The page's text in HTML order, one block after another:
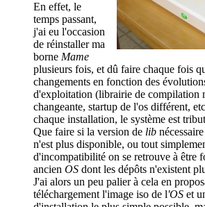
En effet, le
temps passant,
j'ai eu l'occasion
de réinstaller ma
borne Mame
plusieurs fois, et dû faire chaque fois
changements en fonction des
d'exploitation (librairie de compilation
changeante, startup de l'os différent,
chaque installation, le système est
Que faire si la version de lib
n'est plus disponible, ou tout
d'incompatibilité on se retrouve à être
ancien OS dont les dépôts n'existent
J'ai alors un peu palier à cela en
téléchargement l'image iso de l'OS et